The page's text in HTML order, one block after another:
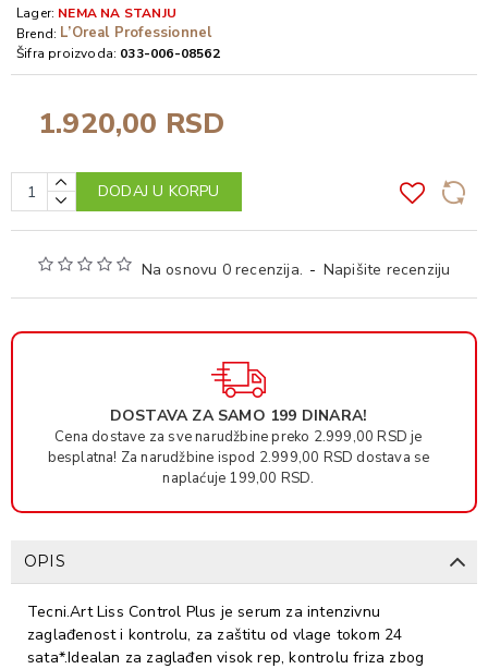
Na osnovu 0 recenzija. - Napišite recenziju
1.920,00 RSD
Lager: NEMA NA STANJU
Brend: L’Oreal Professionnel
Šifra proizvoda: 033-006-08562
DODAJ U KORPU
DOSTAVA ZA SAMO 199 DINARA!
Cena dostave za sve narudžbine preko 2.999,00 RSD je
besplatna! Za narudžbine ispod 2.999,00 RSD dostava se
naplaćuje 199,00 RSD.
OPIS
Tecni.Art Liss Control Plus je serum za intenzivnu
zaglađenost i kontrolu, za zaštitu od vlage tokom 24
sata*.Idealan za zaglađen visok rep, kontrolu friza zbog